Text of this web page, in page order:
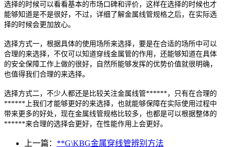
选择的时候可以看看基本的市场口碑和评价，这样在选择的时候也才
能够知道是不是很好，不过，详细了解金属线管规格之后，在实际选
择的时候会更加放心。
选择方式一，根据具体的使用场所来选择，要是在合适的场所中可以
合理的来选择，不仅可以知道穿线金属管的作用，还能够知道在具体
的安全保障工作上做的很好，自然所能够发挥的优势价值就很明确，
也值得我们合理的来选择。
选择方式二，不少人都还是比较关注金属线管******，只有在合理的
******上我们才能够更好的来选择，也就能够保障在实际使用过程中
带来更多的好处，现在金属线管规格比较多，也都是可以根据整体的
******来合理的选择会更好，在性能作用上会更好。
上一篇： **G\KBG金属穿线管辨别方法